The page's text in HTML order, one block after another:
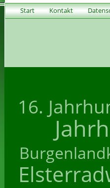
Start Kontakt
16.